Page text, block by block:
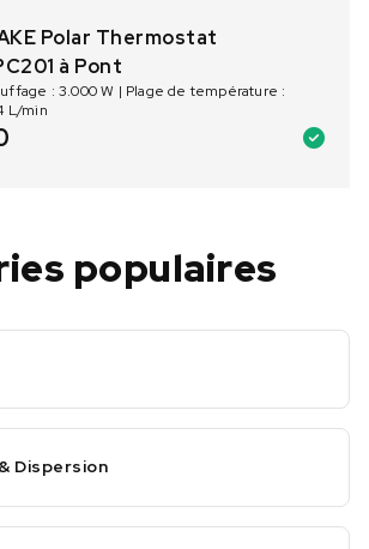
Polar Thermostat
à Pont
: 3.000 W | Plage de température :
L/min
populaires
Dispersion